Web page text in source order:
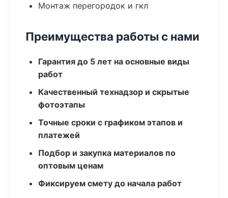
Монтаж перегородок и гкл
Преимущества работы с нами
Гарантия до 5 лет на основные виды
работ
Качественный технадзор и скрытые
фотоэтапы
Точные сроки с графиком этапов и
платежей
Подбор и закупка материалов по
оптовым ценам
Фиксируем смету до начала работ